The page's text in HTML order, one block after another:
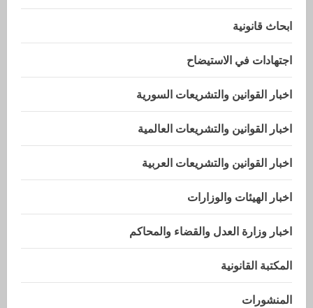
ابحاث قانونية
اجتهادات في الاستيضاح
اخبار القوانين والتشريعات السورية
اخبار القوانين والتشريعات العالمية
اخبار القوانين والتشريعات العربية
اخبار الهيئات والوزارات
اخبار وزارة العدل والقضاء والمحاكم
المكتبة القانونية
المنشورات